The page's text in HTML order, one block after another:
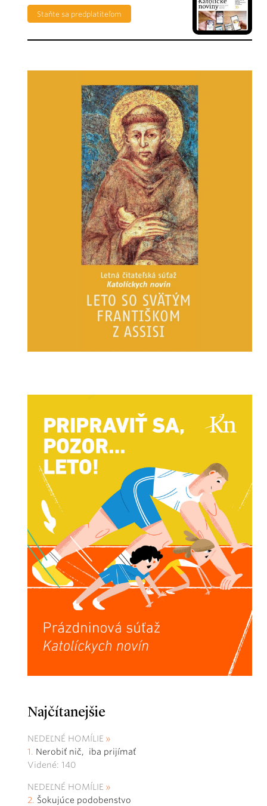
Staňte sa predplatiteľom
Najčítanejšie
NEDEĽNÉ HOMÍLIE
Nerobiť nič, iba prijímať
Videné: 140
NEDEĽNÉ HOMÍLIE
Šokujúce podobenstvo